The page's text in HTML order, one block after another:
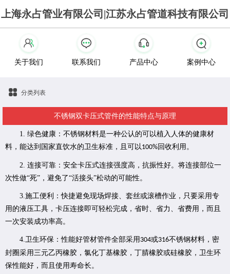
上海永占管业有限公司|江苏永占管道科技有限公司
关于我们 联系我们 产品中心 案例中心
分类列表
不锈钢双卡压式管件的性能特点与原理
1
绿色健康：不锈钢材料是一种公认的可以植入人体的健康材
料，能达到国家直饮水的卫生标准，且可以 100% 回收利用。
2. 连接可靠：安全卡压式连接强度高，抗振性好。将连接部位一
次性做“死”，避免了“活接头”松动的可能性。
3. 施工便利：快捷避免现场焊接、套丝或滚槽作业，只要采用专
用的液压工具，卡压连接即可轻松完成，省时、省力、省费用，而且
一次安装成功率高。
4. 卫生环保：性能好管材管件全部采用 304或316不锈钢材料，密
封圈采用三元乙丙橡胶，氯化丁基橡胶，丁腈橡胶或硅橡胶，卫生环
保性能好，而且使用寿命长。